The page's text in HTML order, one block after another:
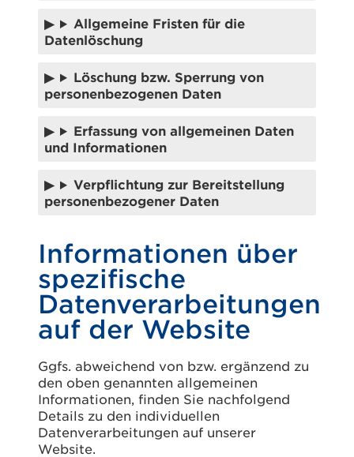
Allgemeine Fristen für die
Datenlöschung
Löschung bzw. Sperrung von
personenbezogenen Daten
Erfassung von allgemeinen Daten
und Informationen
Verpflichtung zur Bereitstellung
personenbezogener Daten
Informationen über
spezifische
Datenverarbeitungen
auf der Website
Ggfs. abweichend von bzw. ergänzend zu
den oben genannten allgemeinen
Informationen, finden Sie nachfolgend
Details zu den individuellen
Datenverarbeitungen auf unserer
Website.